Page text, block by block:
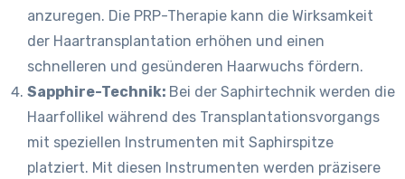
anzuregen. Die PRP-Therapie kann die Wirksamkeit
der Haartransplantation erhöhen und einen
schnelleren und gesünderen Haarwuchs fördern.
Sapphire-Technik: Bei der Saphirtechnik werden die
Haarfollikel während des Transplantationsvorgangs
mit speziellen Instrumenten mit Saphirspitze
platziert. Mit diesen Instrumenten werden präzisere